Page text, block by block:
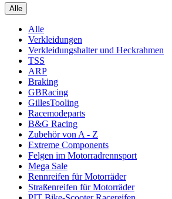
Alle
Alle
Verkleidungen
Verkleidungshalter und Heckrahmen
TSS
ARP
Braking
GBRacing
GillesTooling
Racemodeparts
B&G Racing
Zubehör von A - Z
Extreme Components
Felgen im Motorradrennsport
Mega Sale
Rennreifen für Motorräder
Straßenreifen für Motorräder